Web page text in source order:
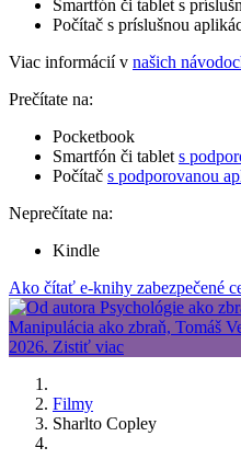
Smartfón či tablet s
Počítač s príslušnou
Viac informácií v našich
Prečítate na:
Pocketbook
Smartfón či tablet s
Počítač s podporovanou
Neprečítate na:
Kindle
Ako čítať e-knihy zabezpečené
Filmy
Sharlto Copley